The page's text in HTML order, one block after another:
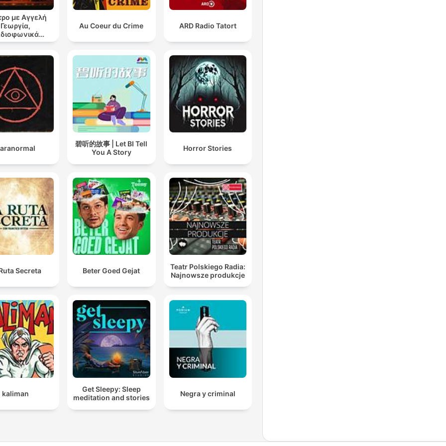
με Αγγελή
Γεωργία,
έργα
Au Coeur du Crime ARD Radio Tatort
碧听的故事 | Let BI Tell
You A Story
Horror Stories
Secreta Beter Goed Gejat
Teatr Polskiego Radia:
Najnowsze produkcje
kaliman
Get Sleepy: Sleep
meditation and stories
Negra y criminal